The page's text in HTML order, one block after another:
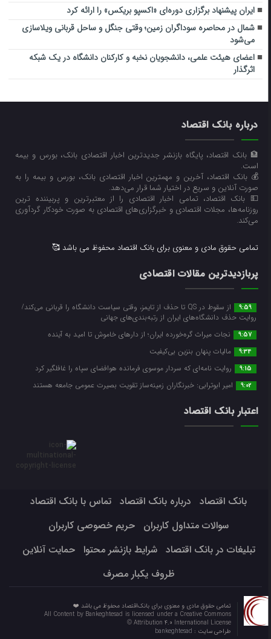
ایران پیشنهاد برگزاری دوره‌ای «اکسپو بریکس» را ارائه کرد
شمال در محاصره سوداگران زمین؛ وقتی جنگل و ساحل قربانی ویلاسازی
می‌شود
اعضای هیئت علمی، دانشجویان نخبه و کارکنان دانشگاه در یک شبکه‌
اثرگذار
درباره بانک اقتصاد
🏦 بانک اقتصاد، پایگاه بازنشر جدیدترین اخبار اقتصادی بانک، بورس و بیمه
است.
💰 بانک اقتصاد، آخرین و مهمترین اخبار اقتصادی بانک، بورس و بیمه را به
صورت آنلاین و سریع در اختیار شما قرار می‌‌دهد.
💵 بانک اقتصاد، تمامی اخبار اقتصادی را از معتبرترین و پربیننده ترین
روزنامه‌ها، مجلات اقتصادی و خبرگزاری‌های اقتصادی به صورت خودکار گردآوری
می‌کند.
تمامی حقوق مادی و معنوی برای بانک اقتصاد محفوظ می باشد 🥰
پربازدیدترین مقالات اقتصادی
9:59
از سقوط در QS تا حذف از تایمز، وقتی سیاست دانشگاه را قربانی می‌کند/
روایت حذف دانشگاه‌های ایران از رتبه‌بندی‌های جهانی
9:57 نجات میراث گره‌خورده ایران؛ از دارهای خاموش تا امید به آینده
9:34 مالیات پنهان بنزین بی‌کیفیت
9:15 روایت نامه‌ای که سردار موسوی فرمانده هوافضای سپاه را غافلگیر کرد
9:02 امیر ابوترابی: خبرنگاران زمینه‌ساز تقویت بصیرت عمومی جامعه هستند
اعتبار بانک اقتصاد
بانک اقتصاد درباره بانک اقتصاد
تماس با بانک اقتصاد
سوالات متداول کاربران
حریم خصوصی کاربران
تبلیغات در بانک اقتصاد
شرایط بازنشر محتوا
حمایت آنلاین
ظروف یکبار مصرف
تمامی حقوق مادی و معنوی برای بانک‌اقتصاد محفوظ می باشد ❤️
All Content by Bankeghtesad is licensed under a Creative Commons
Attribution 4.0 International License ©️
طراحی سایت :